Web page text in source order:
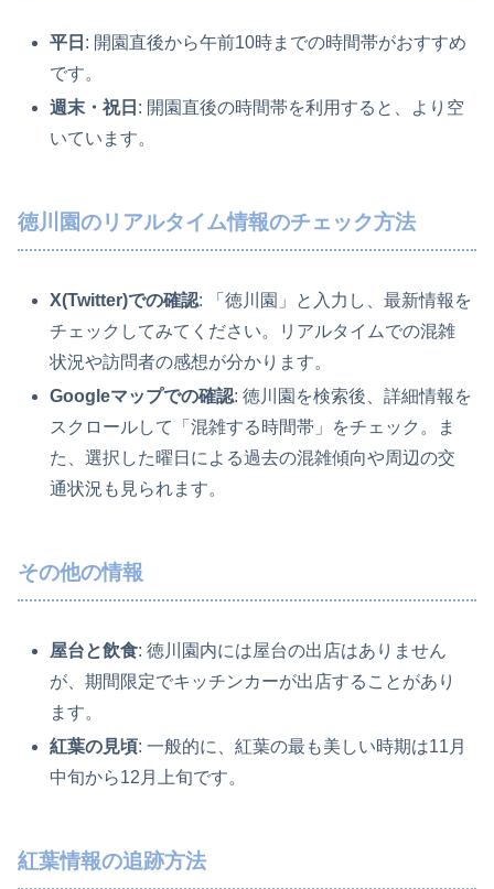
平日 : 開園直後から午前10時までの時間帯がおすすめ
です。
週末・祝日 : 開園直後の時間帯を利用すると、より空
いています。
徳川園のリアルタイム情報のチェック方法
X(Twitter)での確認: 「徳川園」と入力し、最新情報を
チェックしてみてください。リアルタイムでの混雑
状況や訪問者の感想が分かります。
Googleマップでの確認: 徳川園を検索後、詳細情報を
スクロールして「混雑する時間帯」をチェック。ま
た、選択した曜日による過去の混雑傾向や周辺の交
通状況も見られます。
その他の情報
屋台と飲食: 徳川園内には屋台の出店はありません
が、期間限定でキッチンカーが出店することがあり
ます。
紅葉の見頃: 一般的に、紅葉の最も美しい時期は11月
中旬から12月上旬です。
紅葉情報の追跡方法